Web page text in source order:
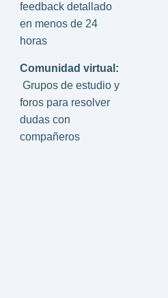
feedback detallado
en menos de 24
horas
Comunidad virtual:
Grupos de estudio y
foros para resolver
dudas con
compañeros